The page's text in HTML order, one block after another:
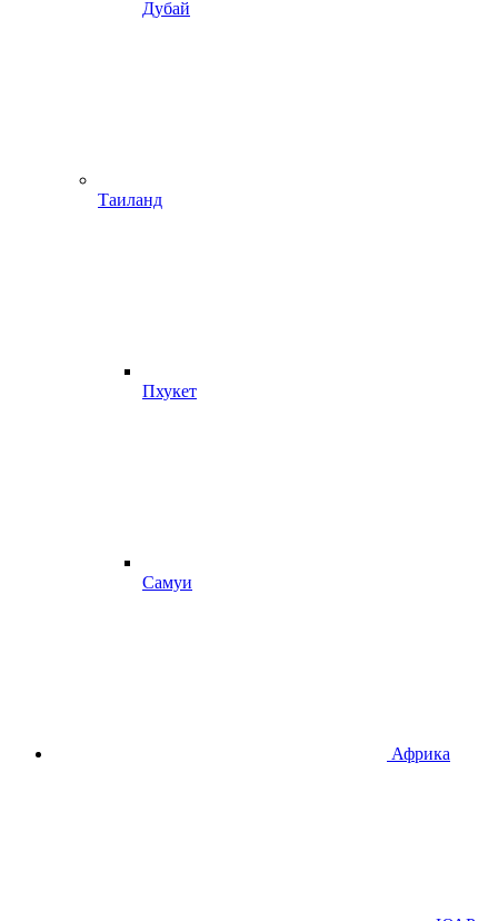
Дубай
Таиланд
Пхукет
Самуи
Африка